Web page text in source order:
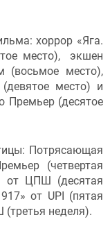
хоррор «Яга.
место), экшен
(восьмое место),
место) и
Премьер (десятое
Потрясающая
(четвертая
от ЦПШ (десятая
от UPI (пятая
неделя).